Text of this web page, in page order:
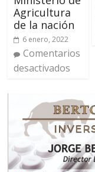
Agricultura
de la nación
6 enero, 2022
Comentarios
desactivados